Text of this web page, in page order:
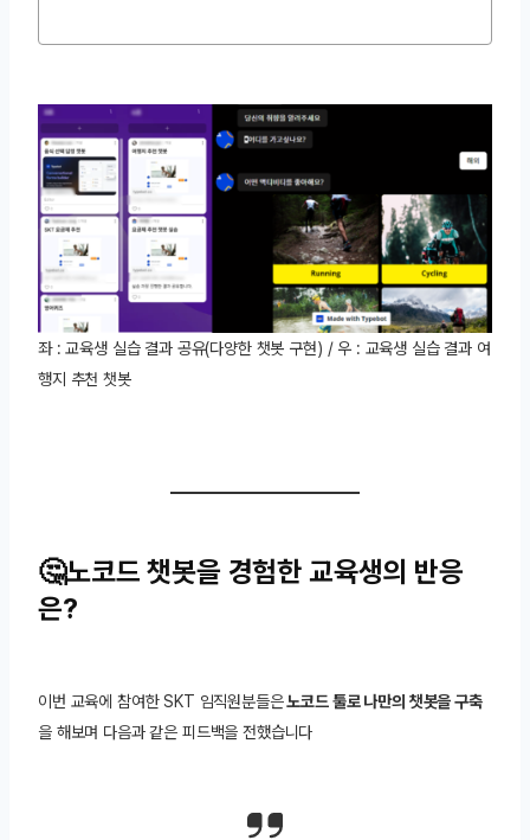
좌 : 교육생 실습 결과 공유(다양한 챗봇 구현) / 우 : 교육생 실습 결과 여
행지 추천 챗봇
🤔노코드 챗봇을 경험한 교육생의 반응
은?
이번 교육에 참여한 SKT 임직원분들은노코드 툴로 나만의 챗봇을 구축
을 해보며 다음과 같은 피드백을 전했습니다